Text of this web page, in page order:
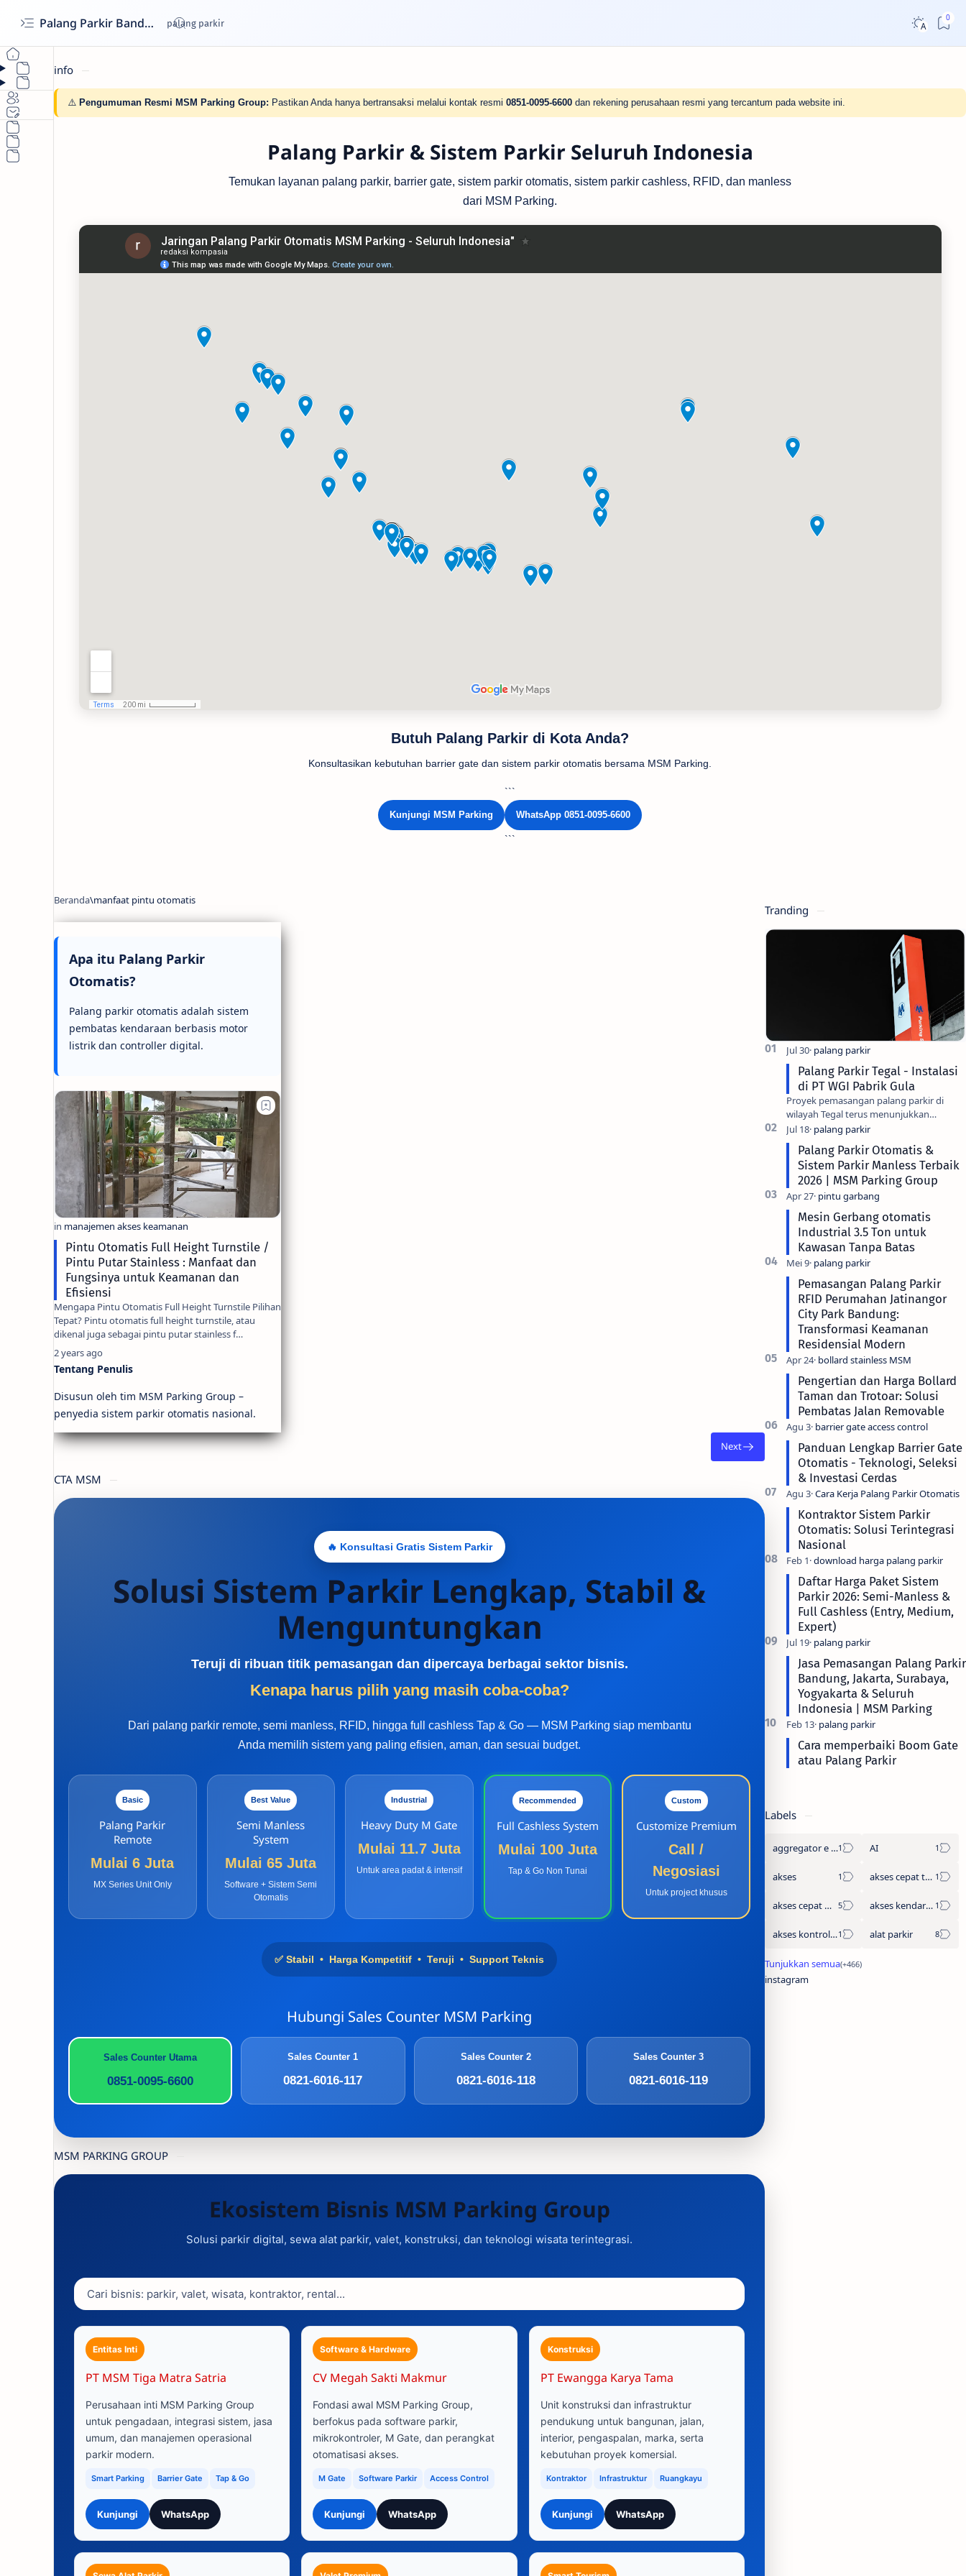
Palang Parkir Bandung- Cashless untuk Perumahan & Gedung | MSM Parking
info
⚠️ Pengumuman Resmi MSM Parking Group: Pastikan Anda hanya bertransaksi melalui kontak resmi 0851-0095-6600 dan rekening perusahaan resmi yang tercantum pada website ini.
Palang Parkir & Sistem Parkir Seluruh Indonesia
Temukan layanan palang parkir, barrier gate, sistem parkir otomatis, sistem parkir cashless, RFID, dan manless
dari MSM Parking.
Butuh Palang Parkir di Kota Anda?
Konsultasikan kebutuhan barrier gate dan sistem parkir otomatis bersama MSM Parking.
```
Kunjungi MSM Parking WhatsApp 0851-0095-6600
```
Apa itu Palang Parkir
Otomatis?
Palang parkir otomatis adalah sistem
pembatas kendaraan berbasis motor
listrik dan controller digital.
Pintu Otomatis Full Height Turnstile /
Pintu Putar Stainless : Manfaat dan
Fungsinya untuk Keamanan dan
Efisiensi
Mengapa Pintu Otomatis Full Height Turnstile Pilihan
Tepat? Pintu otomatis full height turnstile, atau
dikenal juga sebagai pintu putar stainless f…
2 years ago
Tentang Penulis
Disusun oleh tim MSM Parking Group –
penyedia sistem parkir otomatis nasional.
CTA MSM
🔥 Konsultasi Gratis Sistem Parkir
Solusi Sistem Parkir Lengkap, Stabil &
Menguntungkan
Teruji di ribuan titik pemasangan dan dipercaya berbagai sektor bisnis.
Kenapa harus pilih yang masih coba-coba?
Dari palang parkir remote, semi manless, RFID, hingga full cashless Tap & Go — MSM Parking siap membantu
Anda memilih sistem yang paling efisien, aman, dan sesuai budget.
Basic
Palang Parkir
Remote
Mulai 6 Juta
MX Series Unit Only
Best Value
Semi Manless
System
Mulai 65 Juta
Software + Sistem Semi
Otomatis
Industrial
Heavy Duty M Gate
Mulai 11.7 Juta
Untuk area padat & intensif
Recommended
Full Cashless System
Mulai 100 Juta
Tap & Go Non Tunai
Custom
Customize Premium
Call /
Negosiasi
Untuk project khusus
✅ Stabil • Harga Kompetitif • Teruji • Support Teknis
Hubungi Sales Counter MSM Parking
Sales Counter Utama
0851-0095-6600
Sales Counter 1
0821-6016-117
Sales Counter 2
0821-6016-118
Sales Counter 3
0821-6016-119
MSM PARKING GROUP
Ekosistem Bisnis MSM Parking Group
Solusi parkir digital, sewa alat parkir, valet, konstruksi, dan teknologi wisata terintegrasi.
Entitas Inti
PT MSM Tiga Matra Satria
Perusahaan inti MSM Parking Group
untuk pengadaan, integrasi sistem, jasa
umum, dan manajemen operasional
parkir modern.
Smart Parking Barrier Gate Tap & Go
Kunjungi WhatsApp
Software & Hardware
CV Megah Sakti Makmur
Fondasi awal MSM Parking Group,
berfokus pada software parkir,
mikrokontroler, M Gate, dan perangkat
otomatisasi akses.
M Gate Software Parkir Access Control
Kunjungi WhatsApp
Konstruksi
PT Ewangga Karya Tama
Unit konstruksi dan infrastruktur
pendukung untuk bangunan, jalan,
interior, pengaspalan, marka, serta
kebutuhan proyek komersial.
Kontraktor Infrastruktur Ruangkayu
Kunjungi WhatsApp
Tranding
Palang Parkir Tegal - Instalasi
di PT WGI Pabrik Gula
Proyek pemasangan palang parkir di
wilayah Tegal terus menunjukkan
peningkatan seiring dengan modernisasi
fasilitas industri di kota ini. Salah sa…
Palang Parkir Otomatis &
Sistem Parkir Manless Terbaik
2026 | MSM Parking Group
Mesin Gerbang otomatis
Industrial 3.5 Ton untuk
Kawasan Tanpa Batas
Pemasangan Palang Parkir
RFID Perumahan Jatinangor
City Park Bandung:
Transformasi Keamanan
Residensial Modern
Pengertian dan Harga Bollard
Taman dan Trotoar: Solusi
Pembatas Jalan Removable
Panduan Lengkap Barrier Gate
Otomatis - Teknologi, Seleksi
& Investasi Cerdas
Kontraktor Sistem Parkir
Otomatis: Solusi Terintegrasi
Nasional
Daftar Harga Paket Sistem
Parkir 2026: Semi-Manless &
Full Cashless (Entry, Medium,
Expert)
Jasa Pemasangan Palang Parkir
Bandung, Jakarta, Surabaya,
Yogyakarta & Seluruh
Indonesia | MSM Parking
Cara memperbaiki Boom Gate
atau Palang Parkir
Labels
aggregator e tol AI
akses akses cepat tanpa antre
akses cepat wisata akses kendaraan
akses kontrol otomatis alat parkir
instagram